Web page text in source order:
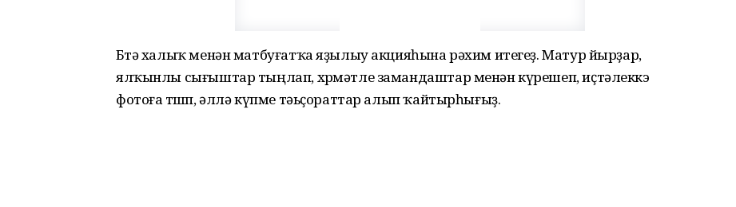
Бөтә халыҡ менән матбуғатҡа яҙылыу акцияһына рәхим итегеҙ. Матур йырҙар,
ялҡынлы сығыштар тыңлап, хөрмәтле замандаштар менән күрешеп, иҫтәлеккэ
фотоға төшөп, әллә күпме тәьҫораттар алып ҡайтырһығыҙ.